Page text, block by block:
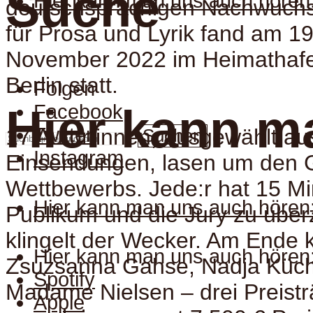
Suchen
Hier kann
Hier kann man uns auch
Spotify
Apple
Folgen
Facebook
Twitter
Instagram
Hier kann man uns auch
deutschsprachigen
für Prosa und Lyrik fand am
November 2022 im
Berlin statt.
17 Autor:innen, ausgewählt
Einsendungen, lasen um den
Wettbewerbs. Jede:r hat 15
Publikum und die Jury zu
klingelt der Wecker. Am Ende
Zsuzsanna Gahse, Nadja
Madame Nielsen – drei